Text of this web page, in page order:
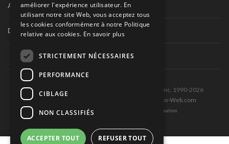
Autres séries nationales
Divers
Tous droits réservés © Les Éditions Pole-Position inc. 1990-2026
Ce site est produit et hébergé par Montréal-Photo-Web.com
Politique de confidentialité et Conditions d’utilisation
améliorer l'expérience utilisateur. En
utilisant notre site Web, vous acceptez tous
les cookies conformément à notre Politique
relative aux cookies. En savoir plus
STRICTEMENT NÉCESSAIRES
PERFORMANCE
CIBLAGE
NON CLASSIFIÉS
ACCEPTER TOUT REFUSER TOUT